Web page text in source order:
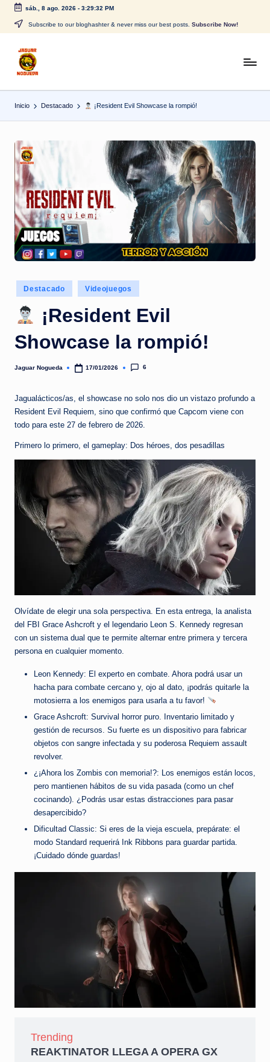
Saltar
contenido
sáb., 8 ago. 2026- 3:29:33 PM
Subscribe to our bloghashter & never miss our best posts. Subscribe Now!
J
a
g
a
r
N
o
g
u
a
CONTENIDO
Inicio Destacado ¡Resident Evil Showcase la rompió!
Publicado
en
Destacado Videojuegos
¡Resident Evil
Showcase la rompió!
Publicado
Jaguar Nogueda 17/01/2026 6
Jagualácticos/as, el showcase no solo nos dio un vistazo profundo a
Resident Evil Requiem, sino que confirmó que Capcom viene con
todo para este 27 de febrero de 2026.
Primero lo primero, el gameplay: Dos héroes, dos pesadillas
Olvídate de elegir una sola perspectiva. En esta entrega, la analista
del FBI Grace Ashcroft y el legendario Leon S. Kennedy regresan
con un sistema dual que te permite alternar entre primera y tercera
persona en cualquier momento.
Leon Kennedy: El experto en combate. Ahora podrá usar un
hacha para combate cercano y, ojo al dato, ¡podrás quitarle la
motosierra a los enemigos para usarla a tu favor!
Grace Ashcroft: Survival horror puro. Inventario limitado y
gestión de recursos. Su fuerte es un dispositivo para fabricar
objetos con sangre infectada y su poderosa Requiem assault
revolver.
¿¡Ahora los Zombis con memoria!?: Los enemigos están locos,
pero mantienen hábitos de su vida pasada (como un chef
cocinando). ¿Podrás usar estas distracciones para pasar
desapercibido?
Dificultad Classic: Si eres de la vieja escuela, prepárate: el
modo Standard requerirá Ink Ribbons para guardar partida.
¡Cuidado dónde guardas!
Trending
REAKTINATOR LLEGA A OPERA GX